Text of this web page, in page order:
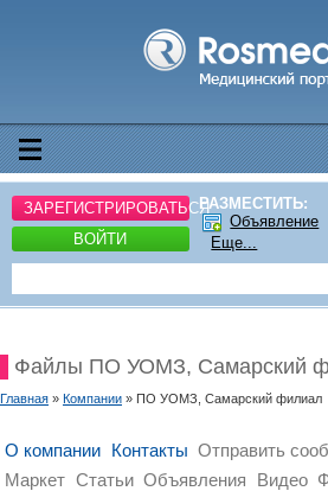
ЗАРЕГИСТРИРОВАТЬСЯ
ВОЙТИ
РАЗМЕСТИТЬ:
Объявление
Еще...
Файлы ПО УОМЗ, Самарский
Главная » Компании » ПО УОМЗ, Самарский филиал
О компании Контакты Отправить
Маркет Статьи Объявления Видео